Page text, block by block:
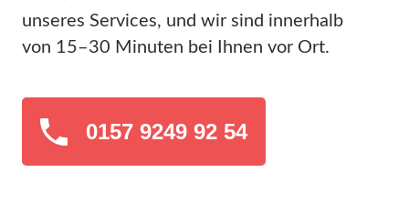
unseres Services, und wir sind innerhalb
von 15–30 Minuten bei Ihnen vor Ort.
0157 9249 92 54